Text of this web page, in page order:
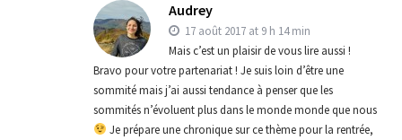
Audrey
17 août 2017 at 9 h 14 min
Mais c’est un plaisir de vous lire aussi !
Bravo pour votre partenariat ! Je suis loin d’être une
sommité mais j’ai aussi tendance à penser que les
sommités n’évoluent plus dans le monde monde que nous
Je prépare une chronique sur ce thème pour la rentrée,